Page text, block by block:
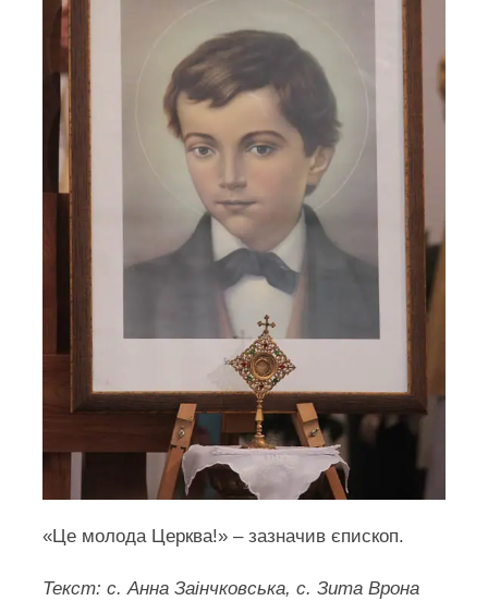
«Це молода Церква!» – зазначив єпископ.
Текст: с. Анна Заінчковська, с. Зита Врона